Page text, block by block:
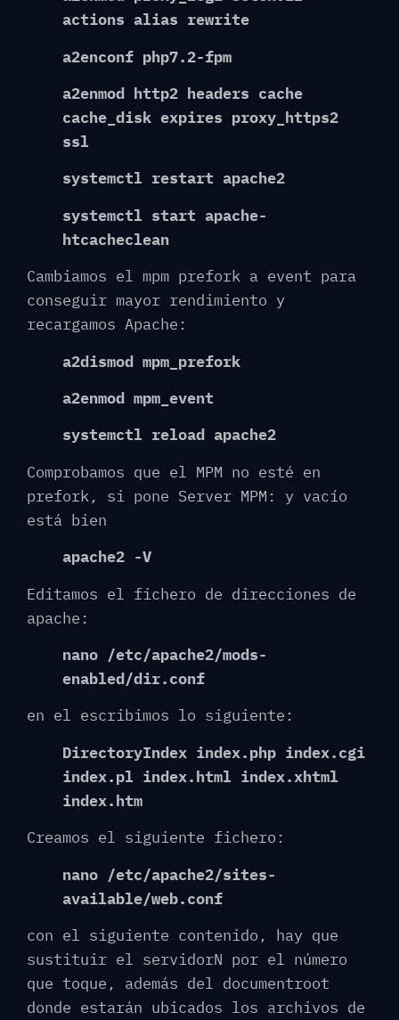
actions alias rewrite
a2enconf php7.2-fpm
a2enmod http2 headers cache
cache_disk expires proxy_https2
ssl
systemctl restart apache2
systemctl start apache-
htcacheclean
Cambiamos el mpm prefork a event para
conseguir mayor rendimiento y
recargamos Apache:
a2dismod mpm_prefork
a2enmod mpm_event
systemctl reload apache2
Comprobamos que el MPM no esté en
prefork, si pone Server MPM: y vacío
está bien
apache2 -V
Editamos el fichero de direcciones de
apache:
nano /etc/apache2/mods-
enabled/dir.conf
en el escribimos lo siguiente:
DirectoryIndex index.php index.cgi
index.pl index.html index.xhtml
index.htm
Creamos el siguiente fichero:
nano /etc/apache2/sites-
available/web.conf
con el siguiente contenido, hay que
sustituir el servidorN por el número
que toque, además del documentroot
donde estarán ubicados los archivos de